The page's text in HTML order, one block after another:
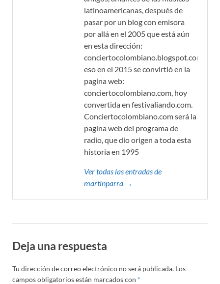
latinoamericanas, después de
pasar por un blog con emisora
por allá en el 2005 que está aún
en esta dirección:
conciertocolombiano.blogspot.com,
eso en el 2015 se convirtió en la
pagina web:
conciertocolombiano.com, hoy
convertida en festivaliando.com.
Conciertocolombiano.com será la
pagina web del programa de
radio, que dio origen a toda esta
historia en 1995
Ver todas las entradas de
martinparra →
Deja una respuesta
Tu dirección de correo electrónico no será publicada. Los
campos obligatorios están marcados con *